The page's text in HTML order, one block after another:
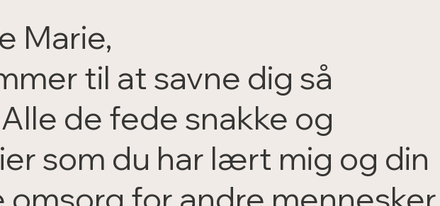
Marie,
til at savne dig så
de fede snakke og
som du har lært mig og din